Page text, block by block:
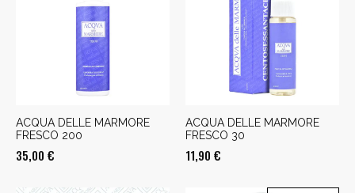
ACQUA DELLE MARMORE
FRESCO 200
35,00 €
ACQUA DELLE MARMORE
FRESCO 30
11,90 €